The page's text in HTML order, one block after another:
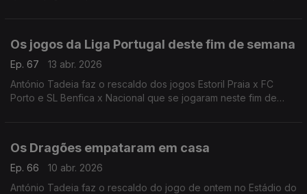
Os jogos da Liga Portugal deste fim de semana
Ep. 67
13 abr. 2026
António Tadeia faz o rescaldo dos jogos Estoril Praia x FC
Porto e SL Benfica x Nacional que se jogaram neste fim de
Os Dragões empataram em casa
Ep. 66
10 abr. 2026
António Tadeia faz o rescaldo do jogo de ontem no Estádio do